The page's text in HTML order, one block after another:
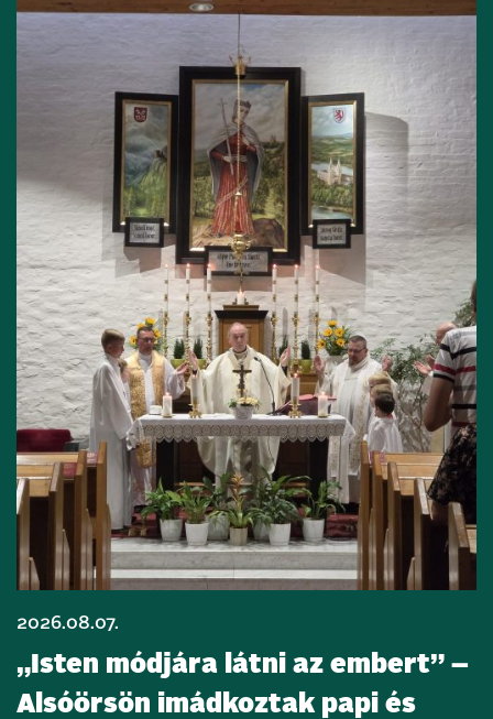
2026.08.07.
„Isten módjára látni az embert” –
Alsóörsön imádkoztak papi és